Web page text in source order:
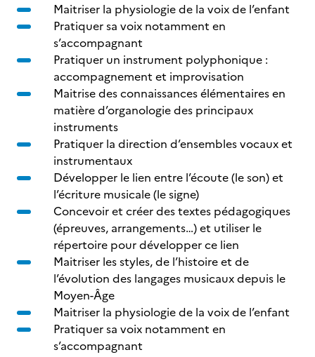
Maitriser la physiologie de la voix de l’enfant
Pratiquer sa voix notamment en
s’accompagnant
Pratiquer un instrument polyphonique :
accompagnement et improvisation
Maitrise des connaissances élémentaires en
matière d’organologie des principaux
instruments
Pratiquer la direction d’ensembles vocaux et
instrumentaux
Développer le lien entre l’écoute (le son) et
l’écriture musicale (le signe)
Concevoir et créer des textes pédagogiques
(épreuves, arrangements…) et utiliser le
répertoire pour développer ce lien
Maitriser les styles, de l’histoire et de
l’évolution des langages musicaux depuis le
Moyen-Âge
Maitriser la physiologie de la voix de l’enfant
Pratiquer sa voix notamment en
s’accompagnant